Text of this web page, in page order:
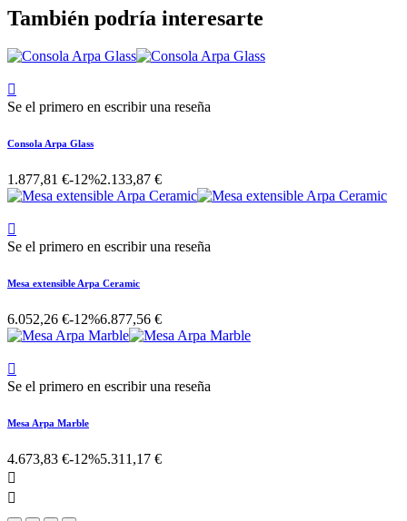
También podría interesarte

Se el primero en escribir una reseña
Consola Arpa Glass
1.877,81 €-12%2.133,87 €

Se el primero en escribir una reseña
Mesa extensible Arpa Ceramic
6.052,26 €-12%6.877,56 €

Se el primero en escribir una reseña
Mesa Arpa Marble
4.673,83 €-12%5.311,17 €

